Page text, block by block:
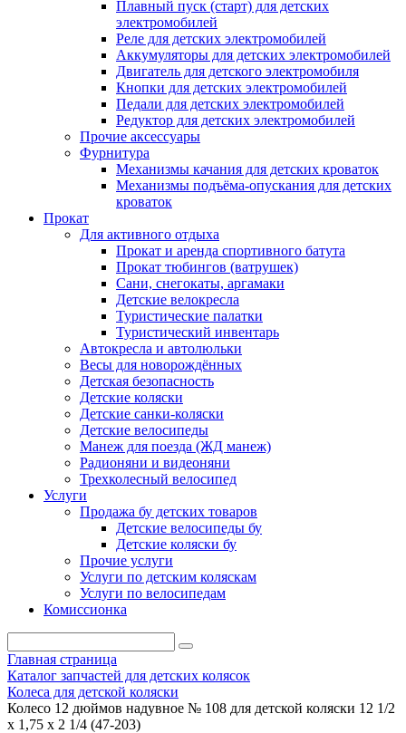
Плавный пуск (старт) для детских
электромобилей
Реле для детских электромобилей
Аккумуляторы для детских электромобилей
Двигатель для детского электромобиля
Кнопки для детских электромобилей
Педали для детских электромобилей
Редуктор для детских электромобилей
Прочие аксессуары
Фурнитура
Механизмы качания для детских кроваток
Механизмы подъёма-опускания для детских
кроваток
Прокат
Для активного отдыха
Прокат и аренда спортивного батута
Прокат тюбингов (ватрушек)
Сани, снегокаты, аргамаки
Детские велокресла
Туристические палатки
Туристический инвентарь
Автокресла и автолюльки
Весы для новорождённых
Детская безопасность
Детские коляски
Детские санки-коляски
Детские велосипеды
Манеж для поезда (ЖД манеж)
Радионяни и видеоняни
Трехколесный велосипед
Услуги
Продажа бу детских товаров
Детские велосипеды бу
Детские коляски бу
Прочие услуги
Услуги по детским коляскам
Услуги по велосипедам
Комиссионка
Главная страница
Каталог запчастей для детских колясок
Колеса для детской коляски
Колесо 12 дюймов надувное № 108 для детской коляски 12 1/2
х 1,75 х 2 1/4 (47-203)